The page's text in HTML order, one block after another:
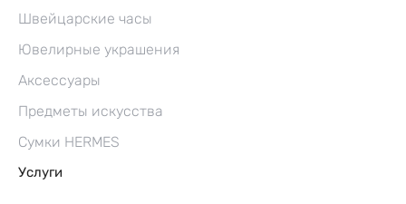
Швейцарские часы
Ювелирные украшения
Аксессуары
Предметы искусства
Сумки HERMES
Услуги